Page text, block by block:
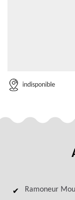
indisponible
Ramoneur